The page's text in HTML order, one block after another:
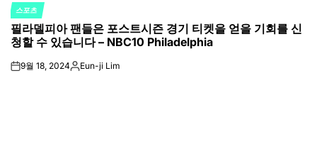
POSTED
IN
스포츠
필라델피아 팬들은 포스트시즌 경기 티켓을 얻을 기회를 신
청할 수 있습니다 – NBC10 Philadelphia
on9월 18, 2024Posted
Eun-ji Lim